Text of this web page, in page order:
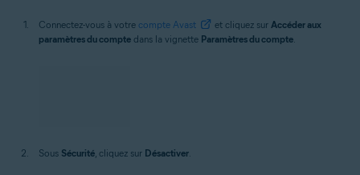
Connectez-vous à votre compte Avast et cliquez sur Accéder aux
paramètres du compte dans la vignette Paramètres du compte
Sous Sécurité , cliquez sur Désactiver